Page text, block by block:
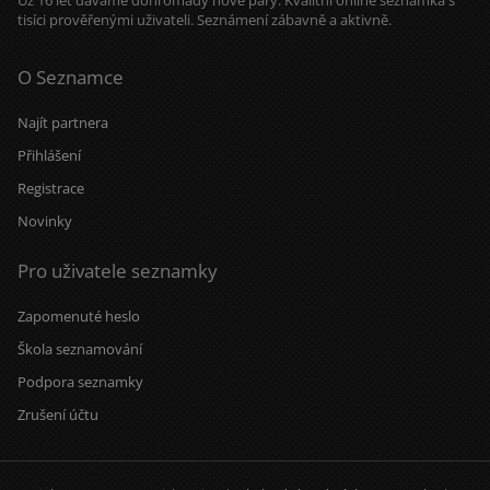
tisíci prověřenými uživateli. Seznámení zábavně a aktivně.
O Seznamce
Najít partnera
Přihlášení
Registrace
Novinky
Pro uživatele seznamky
Zapomenuté heslo
Škola seznamování
Podpora seznamky
Zrušení účtu